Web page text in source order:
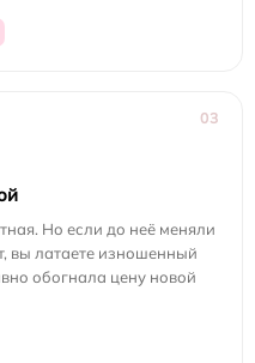
03
Но если до неё меняли
вы латаете изношенный
обогнала цену новой